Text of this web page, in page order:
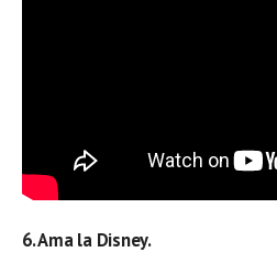
6. Ama la Disney.